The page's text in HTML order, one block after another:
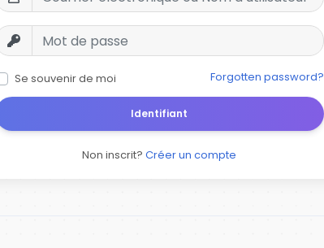
Se souvenir de moi Forgotten password?
Identifiant
Non inscrit? Créer un compte